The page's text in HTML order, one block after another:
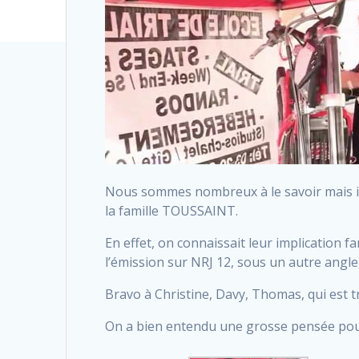
Nous sommes nombreux à le savoir
la famille TOUSSAINT.
En effet, on connaissait leur implication
l’émission sur NRJ 12, sous un autre
Bravo à Christine, Davy, Thomas, qui
On a bien entendu une grosse pensée